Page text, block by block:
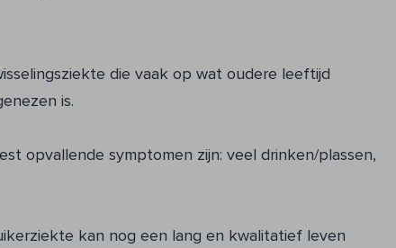
die vaak op wat oudere leeftijd
is.
opvallende symptomen zijn: veel drinken/plassen,
kan nog een lang en kwalitatief leven